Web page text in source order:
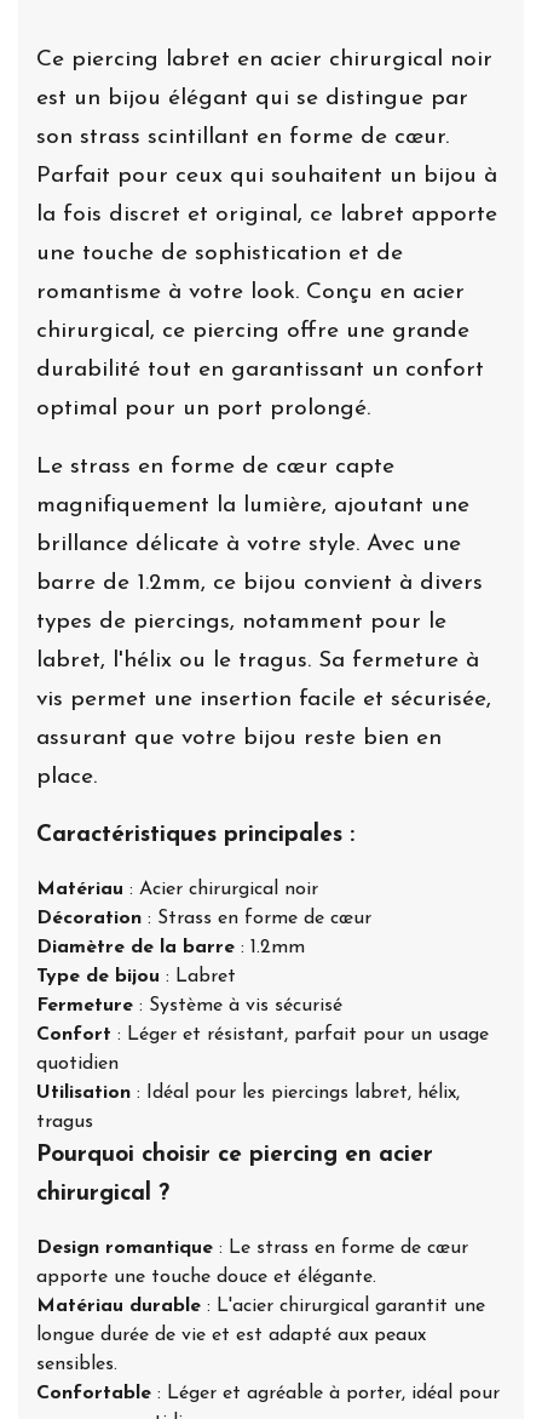
Ce piercing labret en acier chirurgical noir
est un bijou élégant qui se distingue par
son strass scintillant en forme de cœur.
Parfait pour ceux qui souhaitent un bijou à
la fois discret et original, ce labret apporte
une touche de sophistication et de
romantisme à votre look. Conçu en acier
chirurgical, ce piercing offre une grande
durabilité tout en garantissant un confort
optimal pour un port prolongé.
Le strass en forme de cœur capte
magnifiquement la lumière, ajoutant une
brillance délicate à votre style. Avec une
barre de 1.2mm, ce bijou convient à divers
types de piercings, notamment pour le
labret, l'hélix ou le tragus. Sa fermeture à
vis permet une insertion facile et sécurisée,
assurant que votre bijou reste bien en
place.
Caractéristiques principales :
Matériau : Acier chirurgical noir
Décoration : Strass en forme de cœur
Diamètre de la barre : 1.2mm
Type de bijou : Labret
Fermeture : Système à vis sécurisé
Confort : Léger et résistant, parfait pour un usage
quotidien
Utilisation : Idéal pour les piercings labret, hélix,
tragus
Pourquoi choisir ce piercing en acier
chirurgical ?
Design romantique : Le strass en forme de cœur
apporte une touche douce et élégante.
Matériau durable : L'acier chirurgical garantit une
longue durée de vie et est adapté aux peaux
sensibles.
Confortable : Léger et agréable à porter, idéal pour